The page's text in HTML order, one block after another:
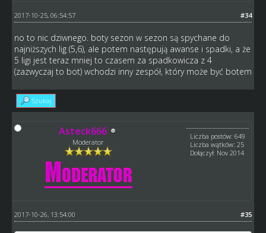
#34
2017-10-25, 06:54:57
no to nic dziwnego. boty sezon w sezon są spychane do
najniższych lig (5,6), ale potem następują awanse i spadki, a że
5 ligi jest teraz mniej to czasem za spadkowicza z 4
(zazwyczaj to bot) wchodzi inny zespół, który może być botem
Szukaj
Asteck666
Moderator
Liczba postów: 649
Liczba wątków: 25
Dołączył: Nov 2014
#35
2017-10-26, 13:54:00